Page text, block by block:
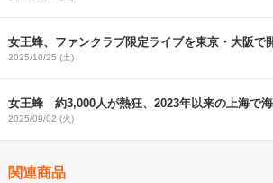
女王蜂、ファンクラブ限定ライブを東京・大阪で
2025/10/25 (土)
女王蜂 約3,000人が熱狂、2023年以来の上海で
2025/09/02 (火)
関連商品